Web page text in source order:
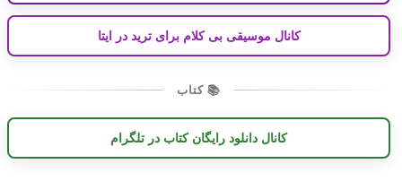
کانال موسیقی بی کلام برای ترید در ایتا
📚 کتاب
کانال دانلود رایگان کتاب در تلگرام